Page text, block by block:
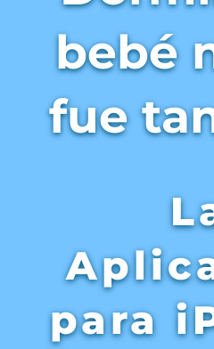
bebé
fue
para